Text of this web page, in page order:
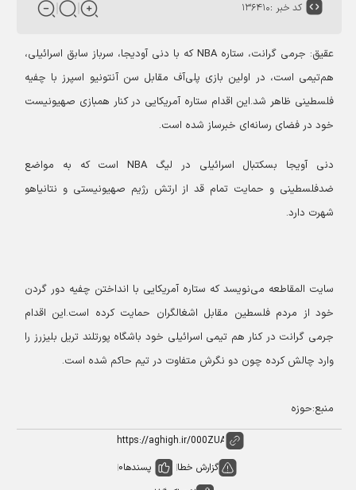
کد خبر :۱۳۶۴۱۰
عقیق:
جرمی گرانت، ستاره NBA که با دنی آودیجا، سرباز سابق اسرائیلی،
هم‌تیمی است، در اولین بازی پلی‌آف مقابل سن آنتونیو اسپرز با چفیه
فلسطینی ظاهر شد.این اقدام ستاره آمریکایی در کنار همبازی صهیونیست
خود در فضای رسانه‌ای خبرساز شده است.
دنی آویجا بسکتبال اسرائیلی در لیگ NBA است که به مواضع
ضدفلسطینی و حمایت تمام قد از ارتش رژیم صهیونیستی و نتانیاهو
شهرت دارد.
سایت المقاطعه می‌نویسد که ستاره آمریکایی با انداختن چفیه دور گردن
خود از مردم فلسطین مقابل اشغالگران حمایت کرده است.این اقدام
جرمی گرانت در کنار هم تیمی اسرائیلی خود باشگاه پورتلند تریل بلیزرز را
وارد چالش کرده چون دو نگرش متفاوت در تیم حاکم شده است.
منبع:حوزه
گزارش خطا پسندها0